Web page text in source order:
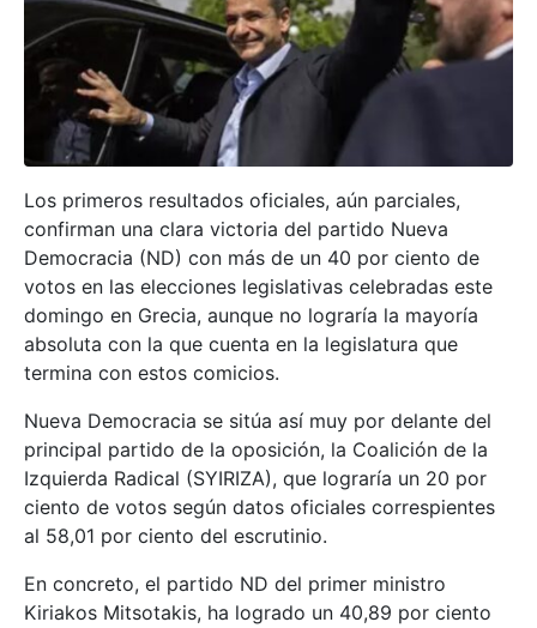
Los primeros resultados oficiales, aún parciales,
confirman una clara victoria del partido Nueva
Democracia (ND) con más de un 40 por ciento de
votos en las elecciones legislativas celebradas este
domingo en Grecia, aunque no lograría la mayoría
absoluta con la que cuenta en la legislatura que
termina con estos comicios.
Nueva Democracia se sitúa así muy por delante del
principal partido de la oposición, la Coalición de la
Izquierda Radical (SYIRIZA), que lograría un 20 por
ciento de votos según datos oficiales correspientes
al 58,01 por ciento del escrutinio.
En concreto, el partido ND del primer ministro
Kiriakos Mitsotakis, ha logrado un 40,89 por ciento